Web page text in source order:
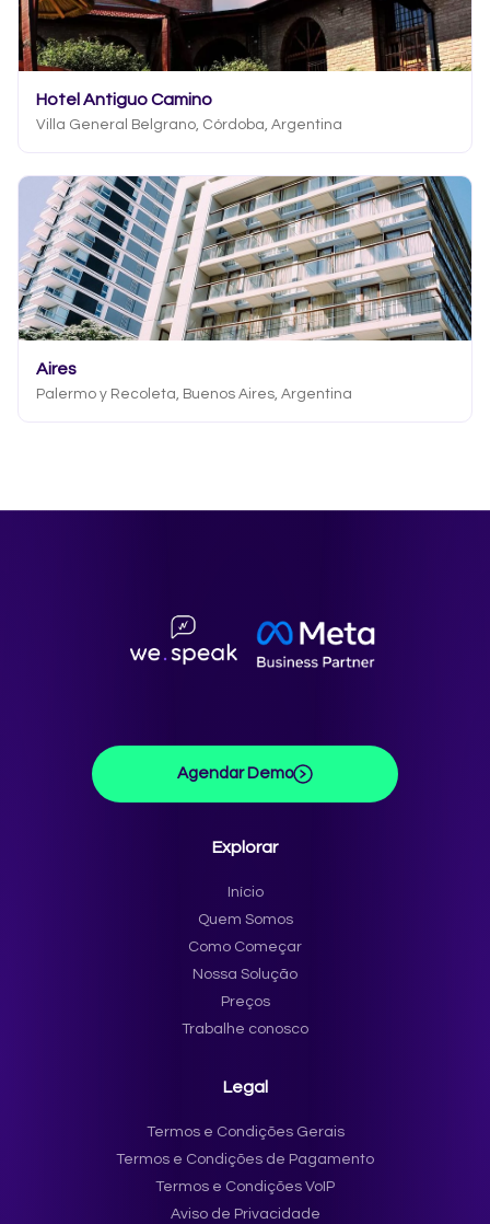
Hotel Antiguo Camino
Villa General Belgrano, Córdoba, Argentina
Aires
Palermo y Recoleta, Buenos Aires, Argentina
Agendar Demo
Explorar
Início
Quem Somos
Como Começar
Nossa Solução
Preços
Trabalhe conosco
Legal
Termos e Condições Gerais
Termos e Condições de Pagamento
Termos e Condições VoIP
Aviso de Privacidade